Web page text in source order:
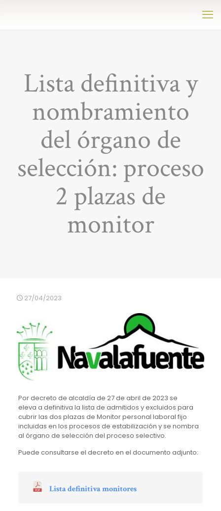
Lista definitiva y
nombramiento
del órgano de
selección: proceso
2 plazas de
monitor
27/04/2023
Por decreto de alcaldía de 27 de abril de 2023 se
eleva a definitiva la lista de admitidos y excluidos para
cubrir las dos plazas de Monitorpersonal laboral fijo
incluidas en los procesos de estabilización y se nombra
al órgano de selección del proceso selectivo.
Puede consultarse el decreto en el documento adjunto:
Lista definitiva monitores